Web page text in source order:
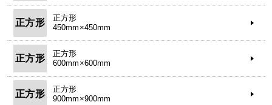
正方形
正方形
450mm×450mm
正方形
正方形
600mm×600mm
正方形
正方形
900mm×900mm